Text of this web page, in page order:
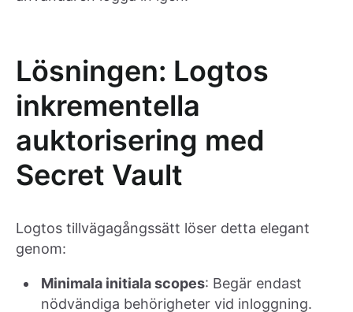
Lösningen: Logtos
inkrementella
auktorisering med
Secret Vault
Logtos tillvägagångssätt löser detta elegant
genom:
Minimala initiala scopes: Begär endast
nödvändiga behörigheter vid inloggning.